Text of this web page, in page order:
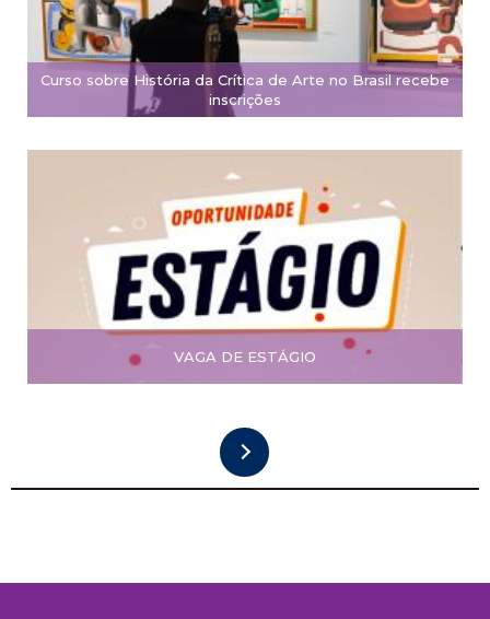
Curso sobre História da Crítica de Arte no Brasil recebe
inscrições
VAGA DE ESTÁGIO